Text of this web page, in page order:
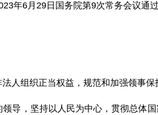
年6月29日国务院第9次常务会议通
组织正当权益，规范和加强领事保
导，坚持以人民为中心，贯彻总体